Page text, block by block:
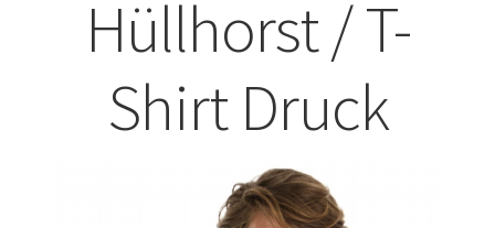
Affenpinscher T-Shirts Kaufen selber gestalten und
Afghanischer Windhund T-Shirts Kaufen selber gestalten
Afrika T Shirts Kaufen – Motive selber gestalten und
Hüllhorst / T-
Shirt Druck